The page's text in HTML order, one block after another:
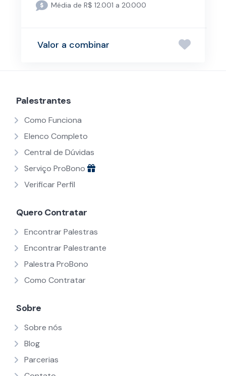
Média de R$ 12.001 a 20.000
Valor a combinar
Palestrantes
Como Funciona
Elenco Completo
Central de Dúvidas
Serviço ProBono
Verificar Perfil
Quero Contratar
Encontrar Palestras
Encontrar Palestrante
Palestra ProBono
Como Contratar
Sobre
Sobre nós
Blog
Parcerias